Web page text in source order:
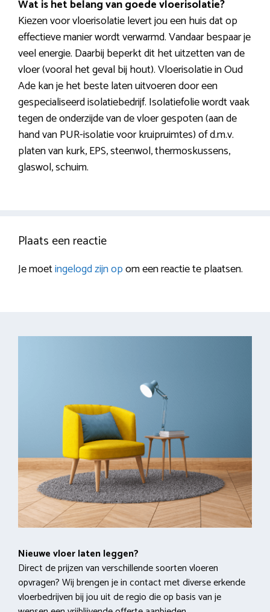
Wat is het belang van goede vloerisolatie?
Kiezen voor vloerisolatie levert jou een huis dat op
effectieve manier wordt verwarmd. Vandaar bespaar je
veel energie. Daarbij beperkt dit het uitzetten van de
vloer (vooral het geval bij hout). Vloerisolatie in Oud
Ade kan je het beste laten uitvoeren door een
gespecialiseerd isolatiebedrijf. Isolatiefolie wordt vaak
tegen de onderzijde van de vloer gespoten (aan de
hand van PUR-isolatie voor kruipruimtes) of d.m.v.
platen van kurk, EPS, steenwol, thermoskussens,
glaswol, schuim.
Plaats een reactie
Je moetingelogd zijn opom een reactie te plaatsen.
Nieuwe vloer laten leggen?
Direct de prijzen van verschillende soorten vloeren
opvragen? Wij brengen je in contact met diverse erkende
vloerbedrijven bij jou uit de regio die op basis van je